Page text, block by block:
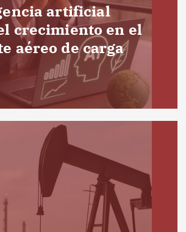
artificial
crecimiento en el
aéreo de carga